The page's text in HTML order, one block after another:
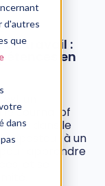
d'autres
que
dans
au travail :
en
un
le Journal of
dans le
à un
apprendre
et se